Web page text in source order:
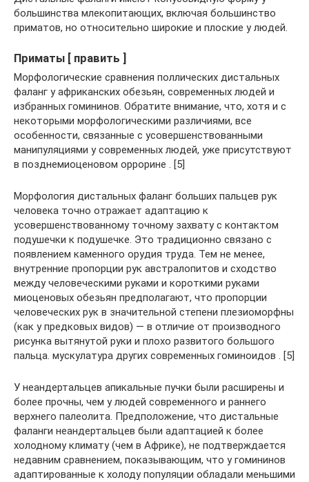
большинства млекопитающих, включая большинство
приматов, но относительно широкие и плоские у людей.
Приматы [ править ]
Морфологические сравнения поллических дистальных
фаланг у африканских обезьян, современных людей и
избранных гомининов. Обратите внимание, что, хотя и с
некоторыми морфологическими различиями, все
особенности, связанные с усовершенствованными
манипуляциями у современных людей, уже присутствуют
в позднемиоценовом оррорине . [5]
Морфология дистальных фаланг больших пальцев рук
человека точно отражает адаптацию к
усовершенствованному точному захвату с контактом
подушечки к подушечке. Это традиционно связано с
появлением каменного орудия труда. Тем не менее,
внутренние пропорции рук австралопитов и сходство
между человеческими руками и короткими руками
миоценовых обезьян предполагают, что пропорции
человеческих рук в значительной степени плезиоморфны
(как у предковых видов) — в отличие от производного
рисунка вытянутой руки и плохо развитого большого
пальца. мускулатура других современных гоминоидов . [5]
У неандертальцев апикальные пучки были расширены и
более прочны, чем у людей современного и раннего
верхнего палеолита. Предположение, что дистальные
фаланги неандертальцев были адаптацией к более
холодному климату (чем в Африке), не подтверждается
недавним сравнением, показывающим, что у гомининов
адаптированные к холоду популяции обладали меньшими